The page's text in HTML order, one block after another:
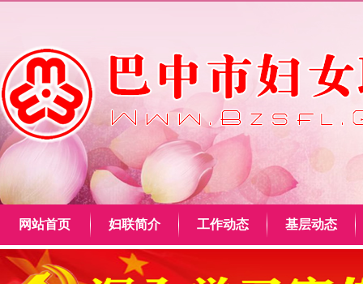
网站首页 妇联简介 工作动态 基层动态